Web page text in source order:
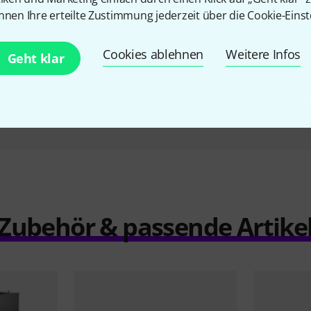
Ihre erteilte Zustimmung jederzeit über die Cookie-
Geht klar Cookies ablehnen Weitere Infos
white
Thon Studio L-Rack 17U Media
Grey
635 €
& passende